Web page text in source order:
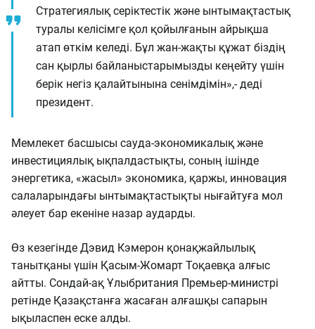
Стратегиялық серіктестік және ынтымақтастық
туралы келісімге қол қойылғанын айрықша
атап өткім келеді. Бұл жан-жақты құжат біздің
сан қырлы байланыстарымызды кеңейту үшін
берік негіз қалайтынына сенімдімін»,- деді
президент.
Мемлекет басшысы сауда-экономикалық және
инвестициялық ықпалдастықты, соның ішінде
энергетика, «жасыл» экономика, қаржы, инновация
салаларындағы ынтымақтастықты нығайтуға мол
әлеует бар екеніне назар аударды.
Өз кезегінде Дэвид Кэмерон қонақжайлылық
танытқаны үшін Қасым-Жомарт Тоқаевқа алғыс
айтты. Сондай-ақ Ұлыбритания Премьер-министрі
ретінде Қазақстанға жасаған алғашқы сапарын
ықыласпен еске алды.